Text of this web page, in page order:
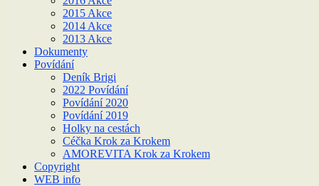
2015 Akce
2014 Akce
2013 Akce
Dokumenty
Povídání
Deník Brigi
2022 Povídání
Povídání 2020
Povídání 2019
Holky na cestách
Céčka Krok za Krokem
AMOREVITA Krok za Krokem
Copyright
WEB info